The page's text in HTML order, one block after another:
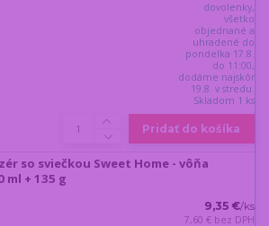
dovolenky,
všetko
objednané a
uhradené do
pondelka 17.8.
do 11:00,
dodáme najskôr
19.8. v stredu.
Skladom 1 ks
Pridať do košíka
so sviečkou Sweet Home - vôňa
ml + 135 g
9,35 €/ks
7,60 € bez DPH